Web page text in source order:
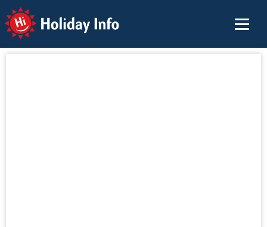
Holiday Info